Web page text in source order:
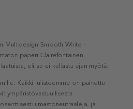
Multidesign Smooth White -
paperi Clairefontainen
eli se ei kellastu ajan myötä.
Kaikki julisteemme on painettu
ympäristövastuullisesta
ilmastoneutraaleja, ja